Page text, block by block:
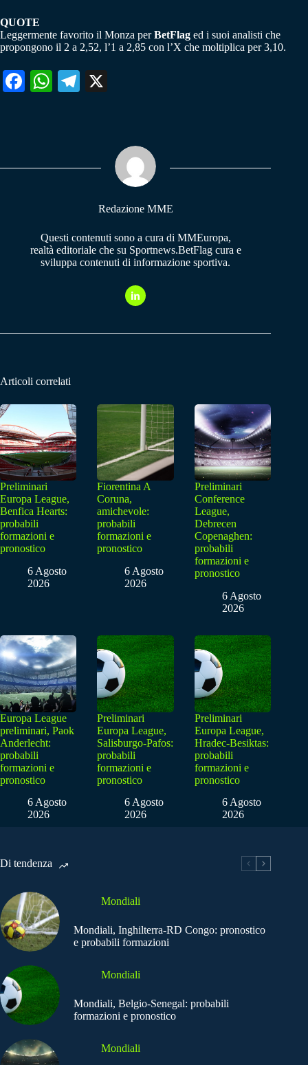
QUOTE
Leggermente favorito il Monza perBetFlag ed i suoi analisti che
propongono il 2 a 2,52, l’1 a 2,85 con l’X che moltiplica per 3,10.
Fa W
pp
Te
m
Redazione MME
Questi contenuti sono a cura di MMEuropa,
realtà editoriale che su Sportnews.BetFlag cura e
sviluppa contenuti di informazione sportiva.
Articoli correlati
Preliminari
Europa League,
Benfica Hearts:
probabili
formazioni e
pronostico
6 Agosto
2026
Fiorentina A
Coruna,
amichevole:
probabili
formazioni e
pronostico
6 Agosto
2026
Preliminari
Conference
League,
Debrecen
Copenaghen:
probabili
formazioni e
pronostico
6 Agosto
2026
Europa League
preliminari, Paok
Anderlecht:
probabili
formazioni e
pronostico
6 Agosto
2026
Preliminari
Europa League,
Salisburgo-Pafos:
probabili
formazioni e
pronostico
6 Agosto
2026
Preliminari
Europa League,
Hradec-Besiktas:
probabili
formazioni e
pronostico
6 Agosto
2026
Di tendenza
Mondiali
Mondiali, Inghilterra-RD Congo: pronostico
e probabili formazioni
Mondiali
Mondiali, Belgio-Senegal: probabili
formazioni e pronostico
Mondiali